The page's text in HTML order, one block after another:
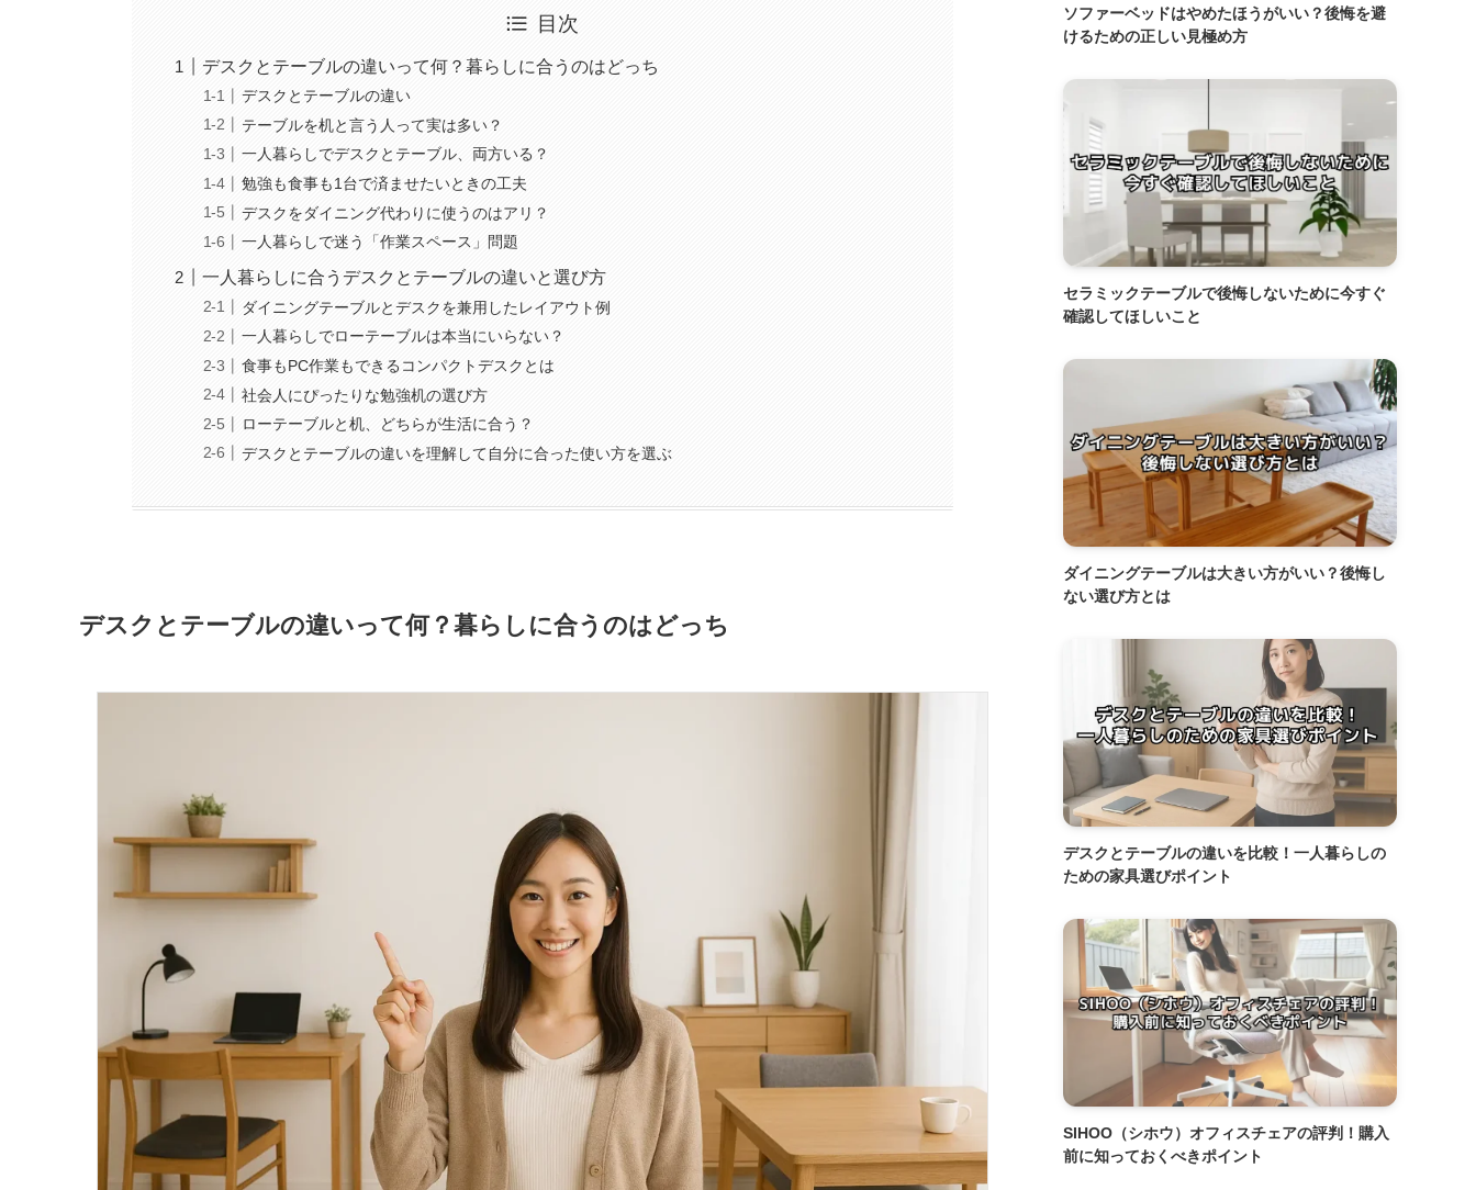
目次
デスクとテーブルの違いって何？暮らしに合うのはどっち
デスクとテーブルの違い
テーブルを机と言う人って実は多い？
一人暮らしでデスクとテーブル、両方いる？
勉強も食事も1台で済ませたいときの工夫
デスクをダイニング代わりに使うのはアリ？
一人暮らしで迷う「作業スペース」問題
一人暮らしに合うデスクとテーブルの違いと選び方
ダイニングテーブルとデスクを兼用したレイアウト例
一人暮らしでローテーブルは本当にいらない？
食事もPC作業もできるコンパクトデスクとは
社会人にぴったりな勉強机の選び方
ローテーブルと机、どちらが生活に合う？
デスクとテーブルの違いを理解して自分に合った使い方を選ぶ
デスクとテーブルの違いって何？暮らしに合うのはどっち
ソファーベッドはやめたほうがいい？後悔を避
けるための正しい見極め方
セラミックテーブルで後悔しないために今すぐ
確認してほしいこと
ダイニングテーブルは大きい方がいい？後悔し
ない選び方とは
デスクとテーブルの違いを比較！一人暮らしの
ための家具選びポイント
SIHOO（シホウ）オフィスチェアの評判！購入
前に知っておくべきポイント